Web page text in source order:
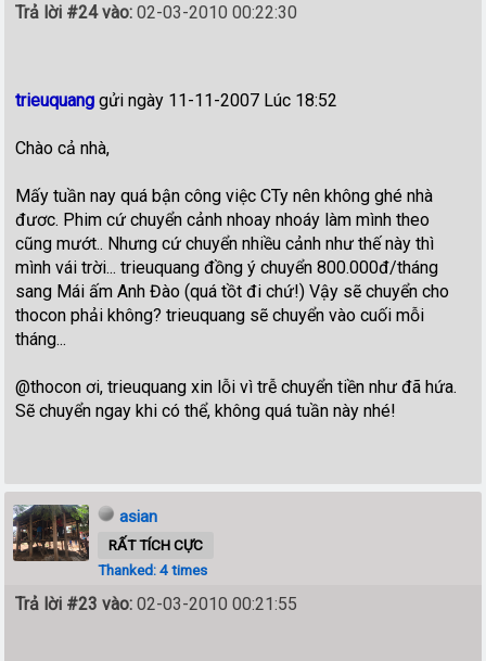
Trả lời #24 vào: 02-03-2010 00:22:30
trieuquanggửi ngày 11-11-2007 Lúc 18:52
Chào cả nhà,
Mấy tuần nay quá bận công việc CTy nên không ghé nhà
đươc. Phim cứ chuyển cảnh nhoay nhoáy làm mình theo
cũng mướt.. Nhưng cứ chuyển nhiều cảnh như thế này thì
mình vái trời... trieuquang đồng ý chuyển 800.000đ/tháng
sang Mái ấm Anh Đào (quá tồt đi chứ!) Vậy sẽ chuyển cho
thocon phải không? trieuquang sẽ chuyển vào cuối mỗi
tháng...
@thocon ơi, trieuquang xin lỗi vì trễ chuyển tiền như đã hứa.
Sẽ chuyển ngay khi có thể, không quá tuần này nhé!
asian
RẤT TÍCH CỰC
Thanked: 4 times
Trả lời #23 vào: 02-03-2010 00:21:55